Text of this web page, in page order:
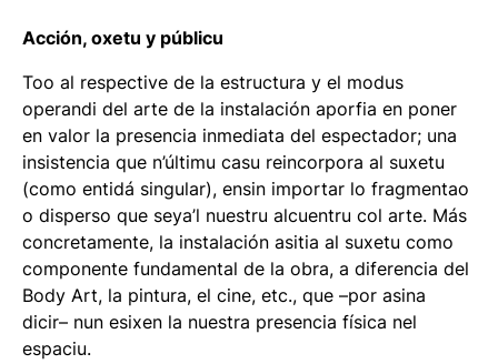
Acción, oxetu y públicu
Too al respective de la estructura y el modus
operandi del arte de la instalación aporfia en poner
en valor la presencia inmediata del espectador; una
insistencia que n’últimu casu reincorpora al suxetu
(como entidá singular), ensin importar lo fragmentao
o disperso que seya’l nuestru alcuentru col arte. Más
concretamente, la instalación asitia al suxetu como
componente fundamental de la obra, a diferencia del
Body Art, la pintura, el cine, etc., que –por asina
dicir– nun esixen la nuestra presencia física nel
espaciu.